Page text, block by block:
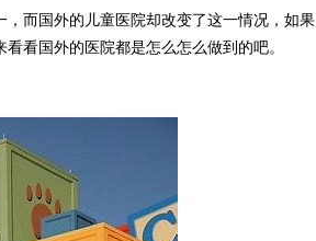
而国外的儿童医院却改变了这一情况，如果
看国外的医院都是怎么怎么做到的吧。